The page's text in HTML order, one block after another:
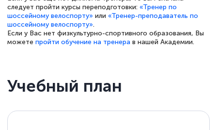
следует пройти курсы переподготовки: «Тренер по
шоссейному велоспорту» или «Тренер-преподаватель по
шоссейному велоспорту».
Если у Вас нет физкультурно-спортивного образования, Вы
можете пройти обучение на тренера в нашей Академии.
Учебный план